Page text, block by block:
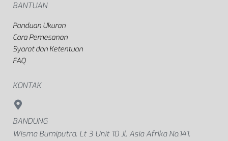
BANTUAN
Panduan Ukuran
Cara Pemesanan
Syarat dan Ketentuan
FAQ
KONTAK
BANDUNG
Wisma Bumiputra. Lt 3 Unit 10 Jl. Asia Afrika No.141.